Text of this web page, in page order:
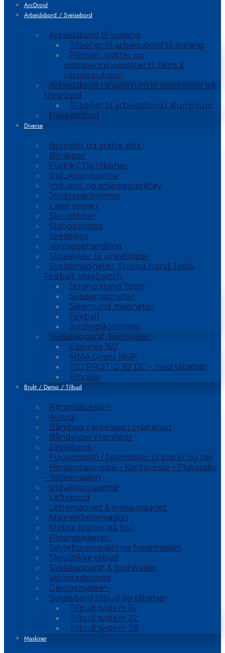
ArcDroid
Arbeidsbord / Sveisebord
Arbeidsbord til sveising
Tilbehør til arbeidsbord til svesing
Prismer, støtter og
oppspenningsplater til flens &
rørproduksjon
Arbeidsbord i aluminium til montering og
trearbeid
Tilbehør til arbeidsbord i aluminium
Pakketilbud
Diverse
Boresett og andre sett
Borsliper
Furick / Tig tilbehør
Induksjonsvarme
Industri- og anleggsverktøy
Jordingsklemmer
Laser sveiser
Skrustikker
Slangepresse
Sveisejigg
Varmebehandling
Slipeskiver til vinkelsliper
Sveisemagneter, Strong Hand Tools,
Fireball, MagSwitch
Strong Hand Tools
Sveisemagneter
Siegmund magneter
Fireball
Jordingsklemmer
Sveiseapparat, boltsveiser
Easymig 160
MMA Gysmi 160P
TIG PROTIG 161 DC – med tilbehør
Fronius
Brukt / Demo / Tilbud
Rørproduksjon
Avsug-
Båndsag / sirkelsag / orbitalsag
Båndsliper / rørsliper
Dreiebenk
Fugemaskin / fasemaskin til plater og rør
Horisontalpresse – Kantpresse – Platesaks
– lokkemaskin
Induksjonsvarme
Løftebord
Løftemagnet & sveisemagnet
Magnetboremaskin
Mobile kraner på hjul
Plasmaskjærer-
Søyleboremaskin og fresemaskin
Skrustikke tilbud
Sveiseapparat & boltsveiser
Verkstedpresse
Gjengemaskin-
Sveisebord tilbud og tilbehør
Tilbud system 16
Tilbud system 22
Tilbud system 28
Maskiner